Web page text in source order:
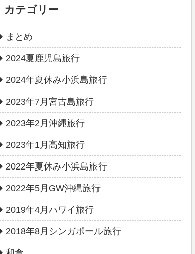
カテゴリー
まとめ
2024夏鹿児島旅行
2024年夏休み小浜島旅行
2023年7月宮古島旅行
2023年2月沖縄旅行
2023年1月高知旅行
2022年夏休み小浜島旅行
2022年5月GW沖縄旅行
2019年4月ハワイ旅行
2018年8月シンガポール旅行